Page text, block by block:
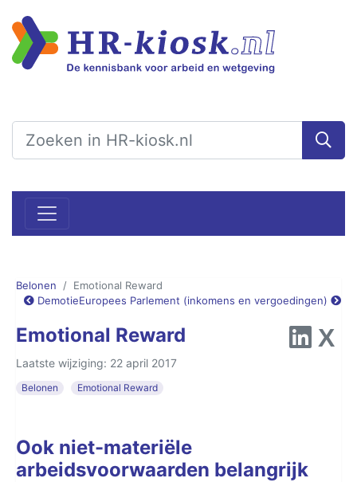
Belonen
Emotional Reward
DemotieEuropees Parlement (inkomens en vergoedingen)
Emotional Reward
Laatste wijziging: 22 april 2017
Belonen Emotional Reward
Ook niet-materiële
arbeidsvoorwaarden belangrijk